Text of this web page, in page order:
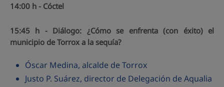
14:00 h - Cóctel
15:45 h - Diálogo: ¿Cómo se enfrenta (con éxito) el
municipio de Torrox a la sequía?
Óscar Medina, alcalde de Torrox
Justo P. Suárez, director de Delegación de Aqualia